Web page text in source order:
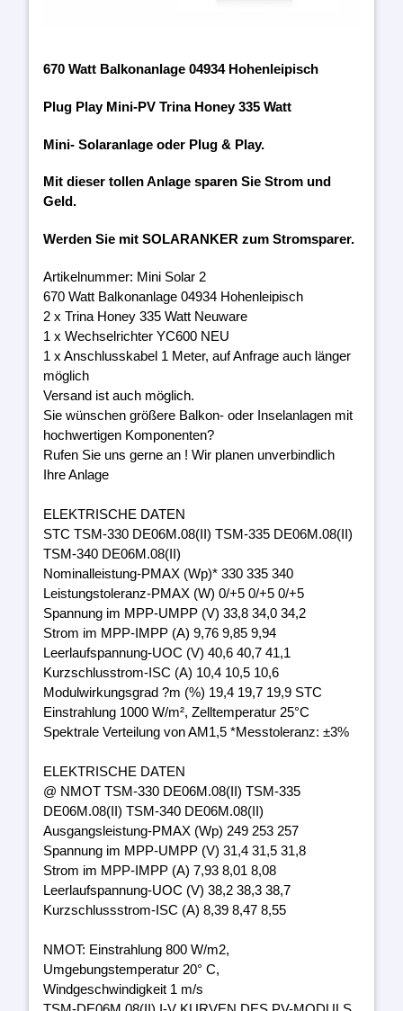
670 Watt Balkonanlage 04934 Hohenleipisch
Plug Play Mini-PV Trina Honey 335 Watt
Mini- Solaranlage oder Plug & Play.
Mit dieser tollen Anlage sparen Sie Strom und
Geld.
Werden Sie mit SOLARANKER zum Stromsparer.
Artikelnummer: Mini Solar 2
670 Watt Balkonanlage 04934 Hohenleipisch
2 x Trina Honey 335 Watt Neuware
1 x Wechselrichter YC600 NEU
1 x Anschlusskabel 1 Meter, auf Anfrage auch länger
möglich
Versand ist auch möglich.
Sie wünschen größere Balkon- oder Inselanlagen mit
hochwertigen Komponenten?
Rufen Sie uns gerne an ! Wir planen unverbindlich
Ihre Anlage
ELEKTRISCHE DATEN
STC TSM-330 DE06M.08(II) TSM-335 DE06M.08(II)
TSM-340 DE06M.08(II)
Nominalleistung-PMAX (Wp)* 330 335 340
Leistungstoleranz-PMAX (W) 0/+5 0/+5 0/+5
Spannung im MPP-UMPP (V) 33,8 34,0 34,2
Strom im MPP-IMPP (A) 9,76 9,85 9,94
Leerlaufspannung-UOC (V) 40,6 40,7 41,1
Kurzschlusstrom-ISC (A) 10,4 10,5 10,6
Modulwirkungsgrad ?m (%) 19,4 19,7 19,9 STC
Einstrahlung 1000 W/m², Zelltemperatur 25°C
Spektrale Verteilung von AM1,5 *Messtoleranz: ±3%
ELEKTRISCHE DATEN
@ NMOT TSM-330 DE06M.08(II) TSM-335
DE06M.08(II) TSM-340 DE06M.08(II)
Ausgangsleistung-PMAX (Wp) 249 253 257
Spannung im MPP-UMPP (V) 31,4 31,5 31,8
Strom im MPP-IMPP (A) 7,93 8,01 8,08
Leerlaufspannung-UOC (V) 38,2 38,3 38,7
Kurzschlussstrom-ISC (A) 8,39 8,47 8,55
NMOT: Einstrahlung 800 W/m2,
Umgebungstemperatur 20° C,
Windgeschwindigkeit 1 m/s